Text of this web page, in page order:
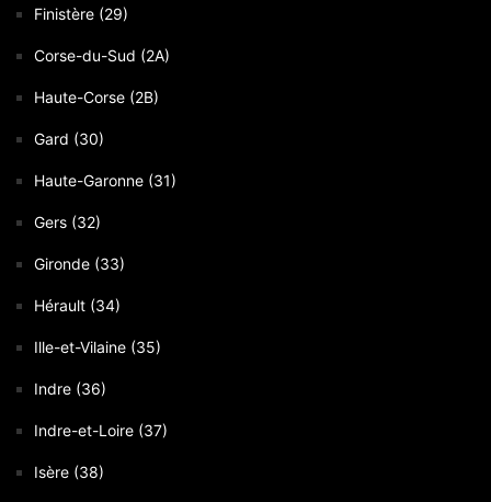
Finistère (29)
Corse-du-Sud (2A)
Haute-Corse (2B)
Gard (30)
Haute-Garonne (31)
Gers (32)
Gironde (33)
Hérault (34)
Ille-et-Vilaine (35)
Indre (36)
Indre-et-Loire (37)
Isère (38)